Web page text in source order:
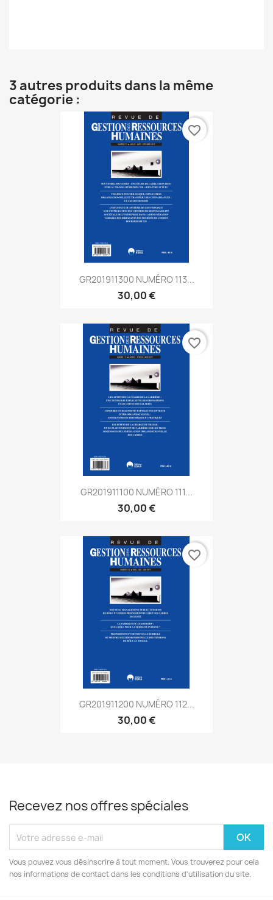
3 autres produits dans la même
catégorie :
GR201911300 NUMÉRO 113...
30,00 €
favorite_border
GR201911100 NUMÉRO 111...
30,00 €
favorite_border
GR201911200 NUMÉRO 112...
30,00 €
favorite_border
Recevez nos offres spéciales
Vous pouvez vous désinscrire à tout moment. Vous trouverez pour cela
nos informations de contact dans les conditions d'utilisation du site.